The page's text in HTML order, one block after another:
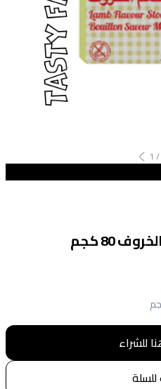
/
1
80 كجم
للشراء